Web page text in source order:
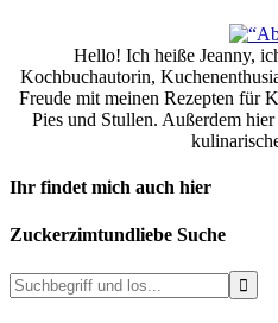
Hello! Ich heiße Jeanny,
Kochbuchautorin,
Freude mit meinen Rezepten für
Pies und Stullen. Außerdem
Ihr findet mich auch hier
Zuckerzimtundliebe Suche